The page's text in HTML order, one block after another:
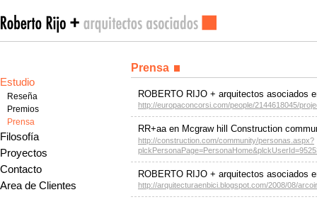
Estudio
Reseña
Premios
Prensa
Filosofía
Proyectos
Contacto
Area de Clientes
Prensa
ROBERTO RIJO + arquitectos asociados
http://europaconcorsi.com/people/2144618045/
RR+aa en Mcgraw hill Construction
http://construction.com/community/personas.aspx?
ROBERTO RIJO + arquitectos asociados
http://arquitecturaenbici.blogspot.com/2008/08/